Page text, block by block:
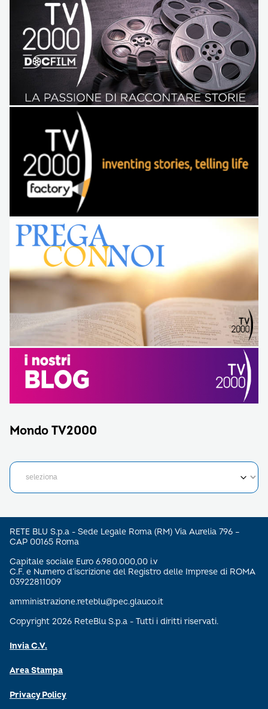
Mondo TV2000
RETE BLU S.p.a - Sede Legale Roma (RM) Via Aurelia 796 –
CAP 00165 Roma
Capitale sociale Euro 6.980.000,00 i.v
C.F. e Numero d’iscrizione del Registro delle Imprese di ROMA
03922811009
amministrazione.reteblu@pec.glauco.it
Copyright 2026 ReteBlu S.p.a - Tutti i diritti riservati.
Invia C.V.
Area Stampa
Privacy Policy